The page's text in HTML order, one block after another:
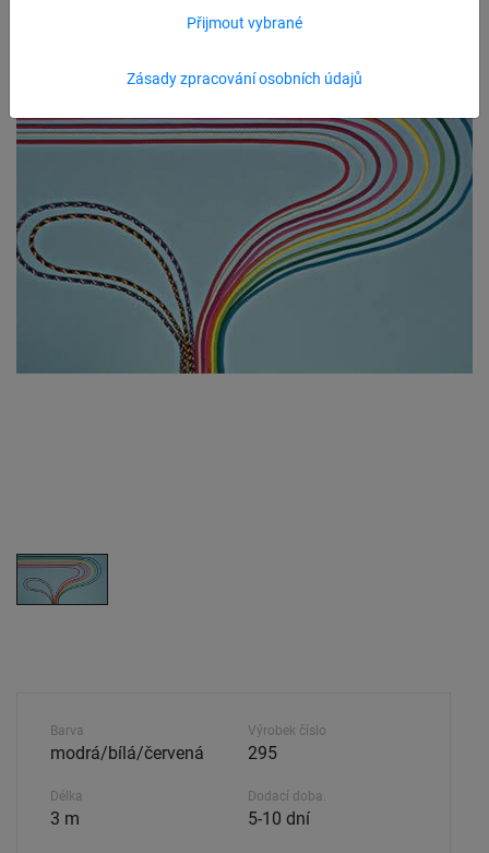
Zásady zpracování osobních údajů
Přijmout vybrané
Barva
modrá/bílá/červená
Délka
3 m
Výrobek číslo
295
Dodací doba.
5-10 dní